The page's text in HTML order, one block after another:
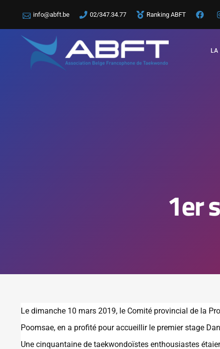
info@abft.be 02/347.34.77 Ranking ABFT
LA
1er
Le dimanche 10 mars 2019, le Comité provincial de la
Poomsae, en a profité pour accueillir le premier stage
Une cinquantaine de taekwondoïstes enthousiastes